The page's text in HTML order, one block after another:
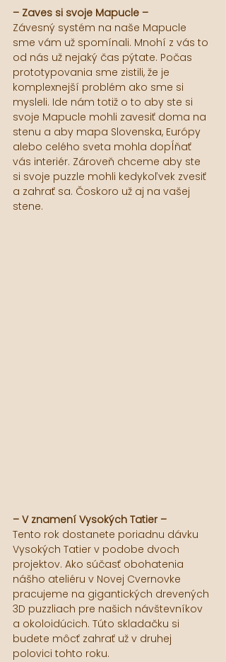
– Zaves si svoje Mapucle –
Závesný systém na naše Mapucle
sme vám už spomínali. Mnohí z vás to
od nás už nejaký čas pýtate. Počas
prototypovania sme zistili, že je
komplexnejší problém ako sme si
mysleli. Ide nám totiž o to aby ste si
svoje Mapucle mohli zavesiť doma na
stenu a aby mapa Slovenska, Európy
alebo celého sveta mohla dopĺňať
vás interiér. Zároveň chceme aby ste
si svoje puzzle mohli kedykoľvek zvesiť
a zahrať sa. Čoskoro už aj na vašej
stene.
– V znamení Vysokých Tatier –
Tento rok dostanete poriadnu dávku
Vysokých Tatier v podobe dvoch
projektov. Ako súčasť obohatenia
nášho ateliéru v Novej Cvernovke
pracujeme na gigantických drevených
3D puzzliach pre našich návštevníkov
a okoloidúcich. Túto skladačku si
budete môcť zahrať už v druhej
polovici tohto roku.